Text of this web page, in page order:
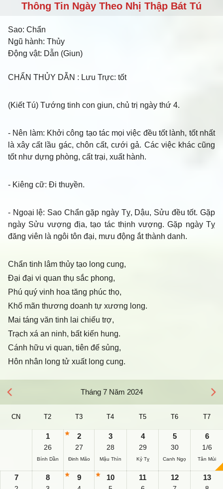
Thông Tin Ngày Theo Nhị Thập Bát Tú
Sao: Chẩn
Ngũ hành: Thủy
Động vật: Dẫn (Giun)
CHẨN THỦY DẪN : Lưu Trực: tốt
(Kiết Tú) Tướng tinh con giun, chủ trị ngày thứ 4.
- Nên làm: Khởi công tạo tác mọi việc đều tốt lành, tốt nhất
là xây cất lầu gác, chôn cất, cưới gả. Các việc khác cũng
tốt như dựng phòng, cất trại, xuất hành.
- Kiêng cữ: Đi thuyền.
- Ngoại lệ: Sao Chẩn gặp ngày Tỵ, Dậu, Sửu đều tốt. Gặp
ngày Sửu vượng địa, tạo tác thịnh vượng. Gặp ngày Tỵ
đăng viên là ngôi tôn đại, mưu động ắt thành danh.
Chẩn tinh lâm thủy tạo long cung,
Đại đại vi quan thụ sắc phong,
Phú quý vinh hoa tăng phúc thọ,
Khố mãn thương doanh tự xương long.
Mai táng văn tinh lai chiếu trợ,
Trạch xá an ninh, bất kiến hung.
Cánh hữu vi quan, tiên đế sủng,
Hôn nhân long tử xuất long cung.
Tháng 7 Năm 2024
CN T2 T3 T4 T5 T6 T7
1
26
Bính Dần
2
27
Đinh Mão
3
28
Mậu Thìn
4
29
Kỷ Tỵ
5
30
Canh Ngọ
6
1/6
Tân Mùi
7 8 9 10 11 12 13